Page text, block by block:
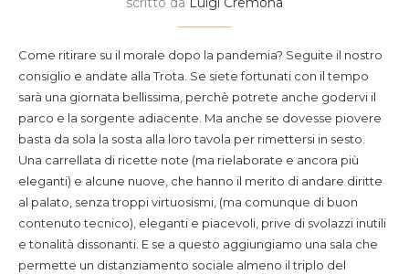
Come ritirare su il morale dopo la pandemia? Seguite il nostro
consiglio e andate alla Trota. Se siete fortunati con il tempo
sarà una giornata bellissima, perchè potrete anche godervi il
parco e la sorgente adiacente. Ma anche se dovesse piovere
basta da sola la sosta alla loro tavola per rimettersi in sesto.
Una carrellata di ricette note (ma rielaborate e ancora più
eleganti) e alcune nuove, che hanno il merito di andare diritte
al palato, senza troppi virtuosismi, (ma comunque di buon
contenuto tecnico), eleganti e piacevoli, prive di svolazzi inutili
e tonalità dissonanti. E se a questo aggiungiamo una sala che
permette un distanziamento sociale almeno il triplo del